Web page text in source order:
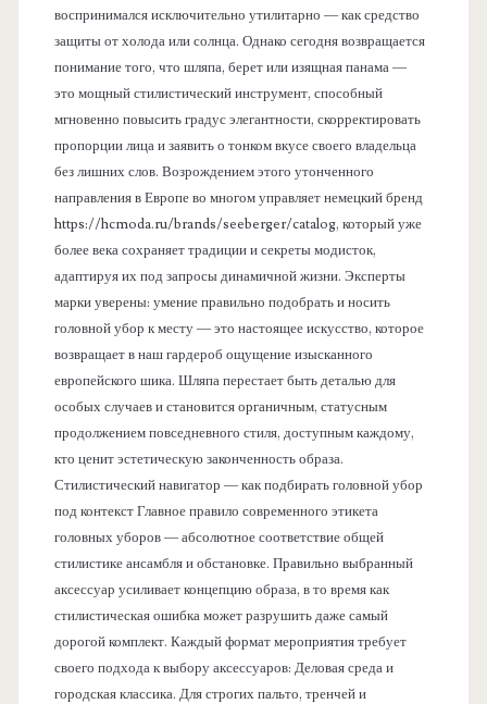
воспринимался исключительно утилитарно — как средство
защиты от холода или солнца. Однако сегодня возвращается
понимание того, что шляпа, берет или изящная панама —
это мощный стилистический инструмент, способный
мгновенно повысить градус элегантности, скорректировать
пропорции лица и заявить о тонком вкусе своего владельца
без лишних слов. Возрождением этого утонченного
направления в Европе во многом управляет немецкий бренд
https://hcmoda.ru/brands/seeberger/catalog, который уже
более века сохраняет традиции и секреты модисток,
адаптируя их под запросы динамичной жизни. Эксперты
марки уверены: умение правильно подобрать и носить
головной убор к месту — это настоящее искусство, которое
возвращает в наш гардероб ощущение изысканного
европейского шика. Шляпа перестает быть деталью для
особых случаев и становится органичным, статусным
продолжением повседневного стиля, доступным каждому,
кто ценит эстетическую законченность образа.
Стилистический навигатор — как подбирать головной убор
под контекст Главное правило современного этикета
головных уборов — абсолютное соответствие общей
стилистике ансамбля и обстановке. Правильно выбранный
аксессуар усиливает концепцию образа, в то время как
стилистическая ошибка может разрушить даже самый
дорогой комплект. Каждый формат мероприятия требует
своего подхода к выбору аксессуаров: Деловая среда и
городская классика. Для строгих пальто, тренчей и